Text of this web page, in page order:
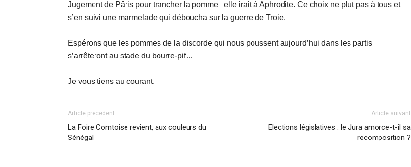
Jugement de Pâris pour trancher la pomme : elle irait à Aphrodite. Ce choix ne plut pas à tous et
s’en suivi une marmelade qui déboucha sur la guerre de Troie.
Espérons que les pommes de la discorde qui nous poussent aujourd’hui dans les partis
s’arrêteront au stade du bourre-pif…
Je vous tiens au courant.
Article précédent
La Foire Comtoise revient, aux couleurs du
Sénégal
Article suivant
Elections législatives : le Jura amorce-t-il sa
recomposition ?